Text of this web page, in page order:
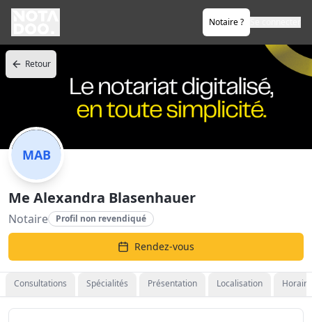
Notaire ?
Retour
MAB
Me Alexandra Blasenhauer
Notaire Profil non revendiqué
Rendez-vous
Consultations Spécialités Présentation Localisation